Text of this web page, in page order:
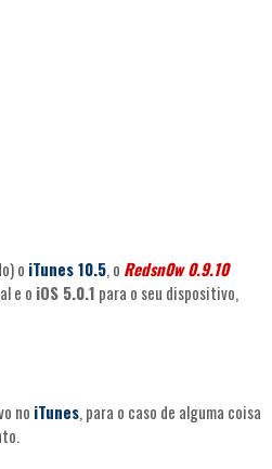
o iTunes 10.5, o Redsn0w 0.9.10
e o iOS 5.0.1 para o seu dispositivo,
no iTunes, para o caso de alguma coisa